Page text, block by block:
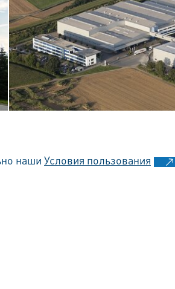
наши Условия пользования